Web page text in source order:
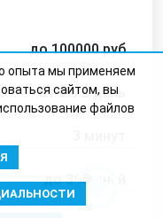
опыта мы применяем
сайтом, вы
файлов
до 100000 руб
от 0% в день
до 365 дней